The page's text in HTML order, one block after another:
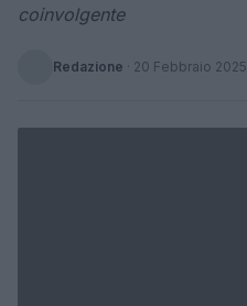
coinvolgente
Redazione · 20 Febbraio 2025